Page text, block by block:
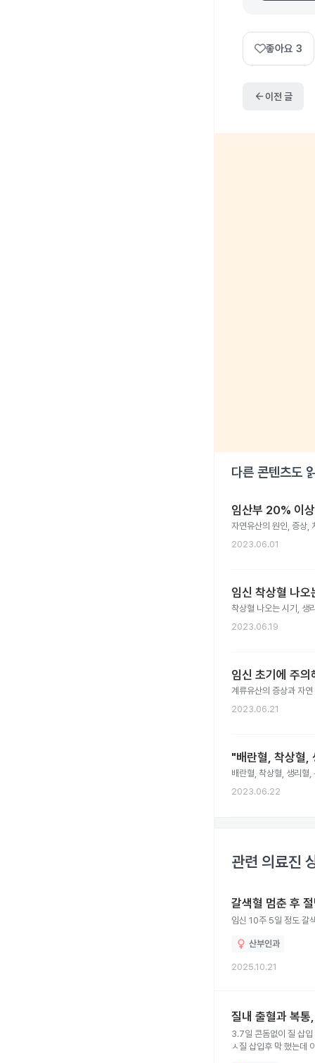
좋아요 3
arrow_back이전 글
다른 콘텐츠도
임산부 20% 이
자연유산의 원인, 증상,
2023.06.01
임신 착상혈 나
착상혈 나오는 시기, 생
2023.06.19
임신 초기에 주
계류유산의 증상과 자
2023.06.21
"배란혈, 착상혈,
배란혈, 착상혈, 생리혈
2023.06.22
관련 의료진
갈색혈 멈춘 후
임신 10주 5일 정도 갈
산부인과
2025.10.21
질내 출혈과 복
3.7일 콘돔없이 질 삽입 했고 사정 절대 안했어요 그리고 3.14 콘
ㅅ질 삽입후 막 했는데